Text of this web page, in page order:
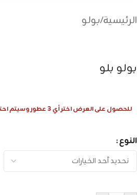
الرئيسية/بولو
بولو بلو
للحصول على العرض اختر أي 3 عطور وسيتم احتساب 1 عطر مجانا
النوع